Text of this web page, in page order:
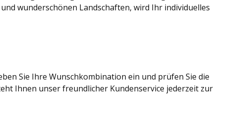
wunderschönen Landschaften, wird Ihr individuelles
Sie Ihre Wunschkombination ein und prüfen Sie die
Ihnen unser freundlicher Kundenservice jederzeit zur